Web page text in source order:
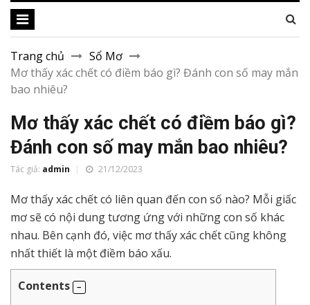
Trang chủ
Sổ Mơ
Mơ thấy xác chết có điềm báo gì? Đánh con số may mắn
bao nhiêu?
Mơ thấy xác chết có điềm báo gì?
Đánh con số may mắn bao nhiêu?
Tác giả: admin 21/12/2023
Mơ thấy xác chết có liên quan đến con số nào? Mỗi giấc
mơ sẽ có nội dung tương ứng với những con số khác
nhau. Bên cạnh đó, việc mơ thấy xác chết cũng không
nhất thiết là một điềm báo xấu.
Contents